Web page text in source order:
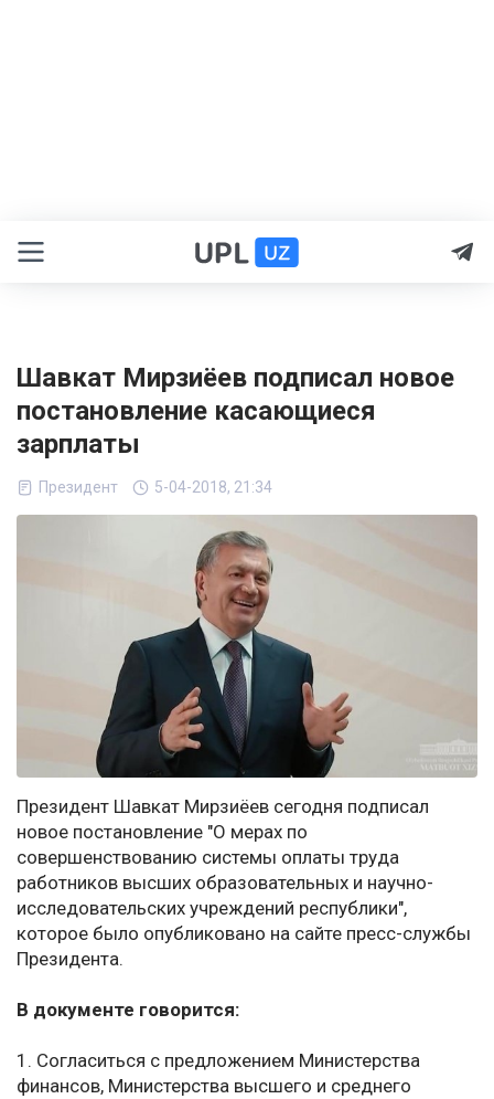
Шавкат Мирзиёев подписал новое
постановление касающиеся
зарплаты
Президент 5-04-2018, 21:34
Президент Шавкат Мирзиёев сегодня подписал
новое постановление "О мерах по
совершенствованию системы оплаты труда
работников высших образовательных и научно-
исследовательских учреждений республики",
которое было опубликовано на сайте пресс-службы
Президента.
В документе говорится:
1. Согласиться с предложением Министерства
финансов, Министерства высшего и среднего